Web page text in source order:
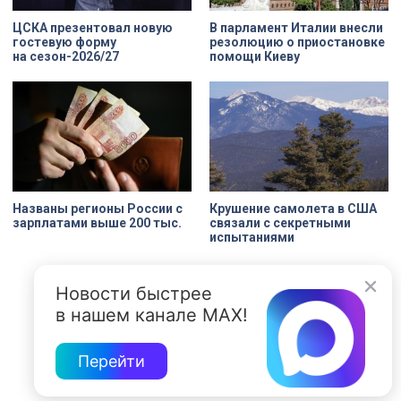
ЦСКА презентовал новую
гостевую форму
на сезон-2026/27
В парламент Италии внесли
резолюцию о приостановке
помощи Киеву
Названы регионы России с
зарплатами выше 200 тыс.
Крушение самолета в США
связали с секретными
испытаниями
Новости быстрее
в нашем канале MAX!
Перейти